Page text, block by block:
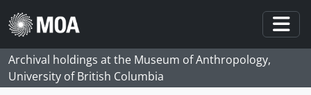
Skip to main content
Archival holdings at the Museum of Anthropology,
University of British Columbia